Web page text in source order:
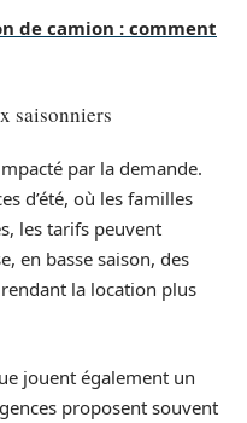
de camion : comment
saisonniers
par la demande.
d’été, où les familles
les tarifs peuvent
en basse saison, des
la location plus
jouent également un
proposent souvent